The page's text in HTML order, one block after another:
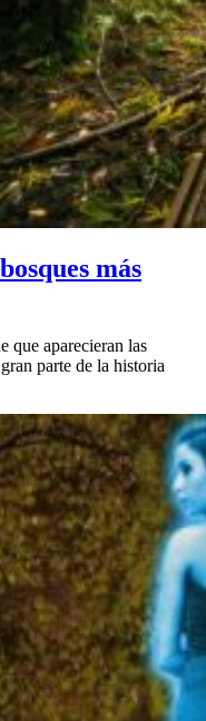
más
que aparecieran las
parte de la historia